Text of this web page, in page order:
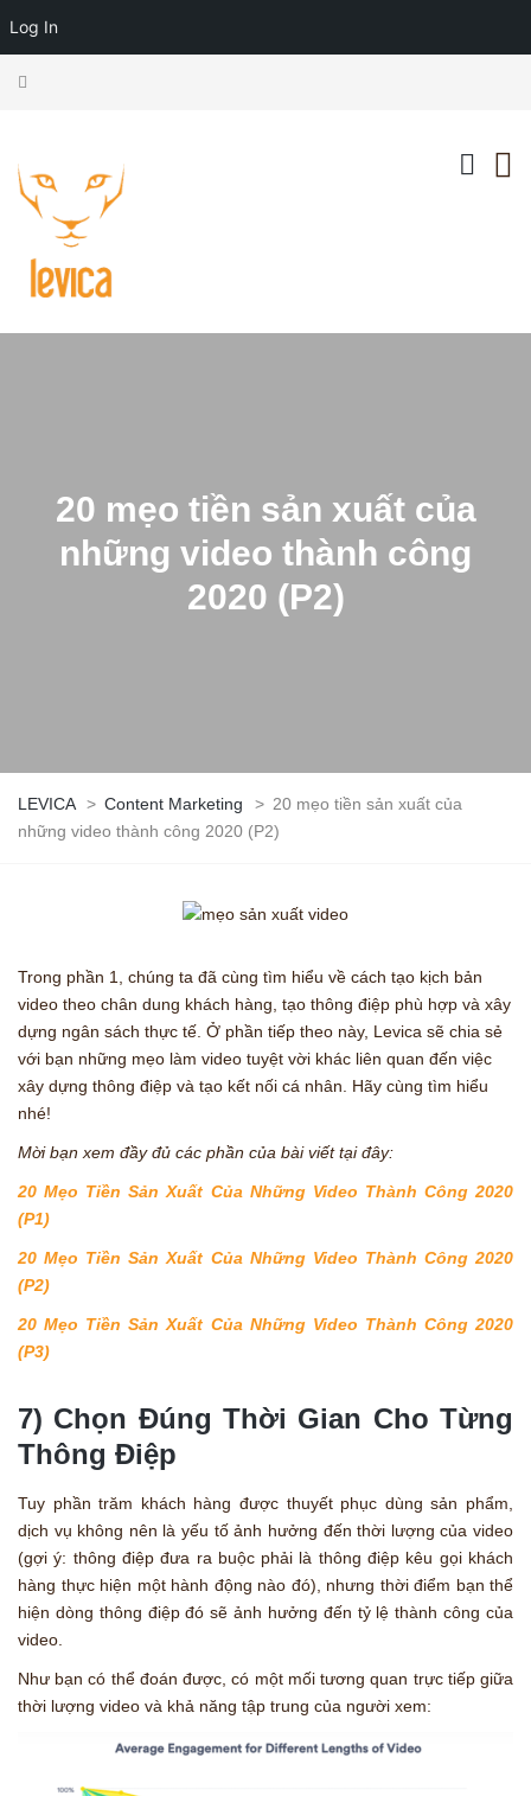
20 mẹo tiền sản xuất của
những video thành công
2020 (P2)
LEVICA > Content Marketing > 20 mẹo tiền sản xuất của
những video thành công 2020 (P2)
Trong phần 1, chúng ta đã cùng tìm hiểu về cách tạo kịch bản
video theo chân dung khách hàng, tạo thông điệp phù hợp và xây
dựng ngân sách thực tế. Ở phần tiếp theo này, Levica sẽ chia sẻ
với bạn những mẹo làm video tuyệt vời khác liên quan đến việc
xây dựng thông điệp và tạo kết nối cá nhân. Hãy cùng tìm hiểu
nhé!
Mời bạn xem đầy đủ các phần của bài viết tại đây:
20 Mẹo Tiền Sản Xuất Của Những Video Thành Công 2020
(P1)
20 Mẹo Tiền Sản Xuất Của Những Video Thành Công 2020
(P2)
20 Mẹo Tiền Sản Xuất Của Những Video Thành Công 2020
(P3)
7) Chọn Đúng Thời Gian Cho Từng
Thông Điệp
Tuy phần trăm khách hàng được thuyết phục dùng sản phẩm,
dịch vụ không nên là yếu tố ảnh hưởng đến thời lượng của video
(gợi ý: thông điệp đưa ra buộc phải là thông điệp kêu gọi khách
hàng thực hiện một hành động nào đó), nhưng thời điểm bạn thể
hiện dòng thông điệp đó sẽ ảnh hưởng đến tỷ lệ thành công của
video.
Như bạn có thể đoán được, có một mối tương quan trực tiếp giữa
thời lượng video và khả năng tập trung của người xem:
Log In